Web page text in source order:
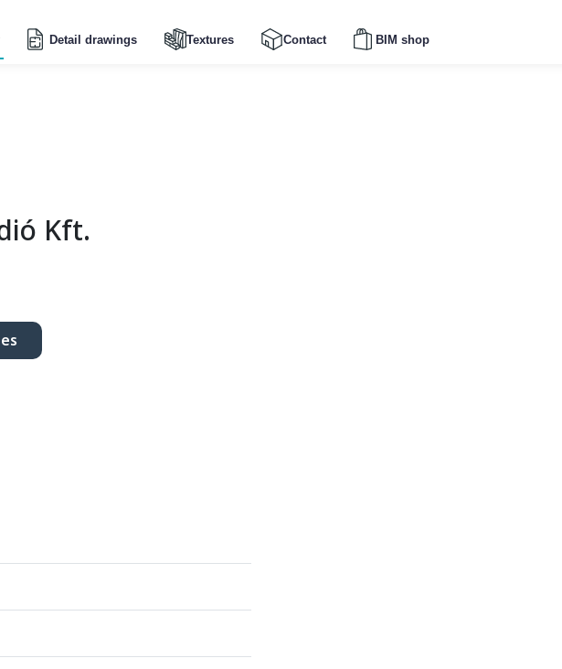
Detail drawings Textures Contact BIM shop
Kft.